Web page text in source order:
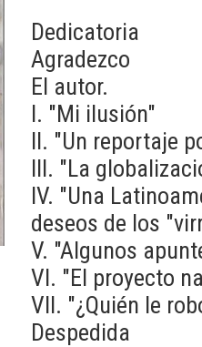
Dedicatoria
Agradezco
El autor.
I. "Mi ilusión"
II. "Un reportaje
III. "La
IV. "Una
deseos de los
V. "Algunos
VI. "El proyecto
VII. "¿Quién le
Despedida